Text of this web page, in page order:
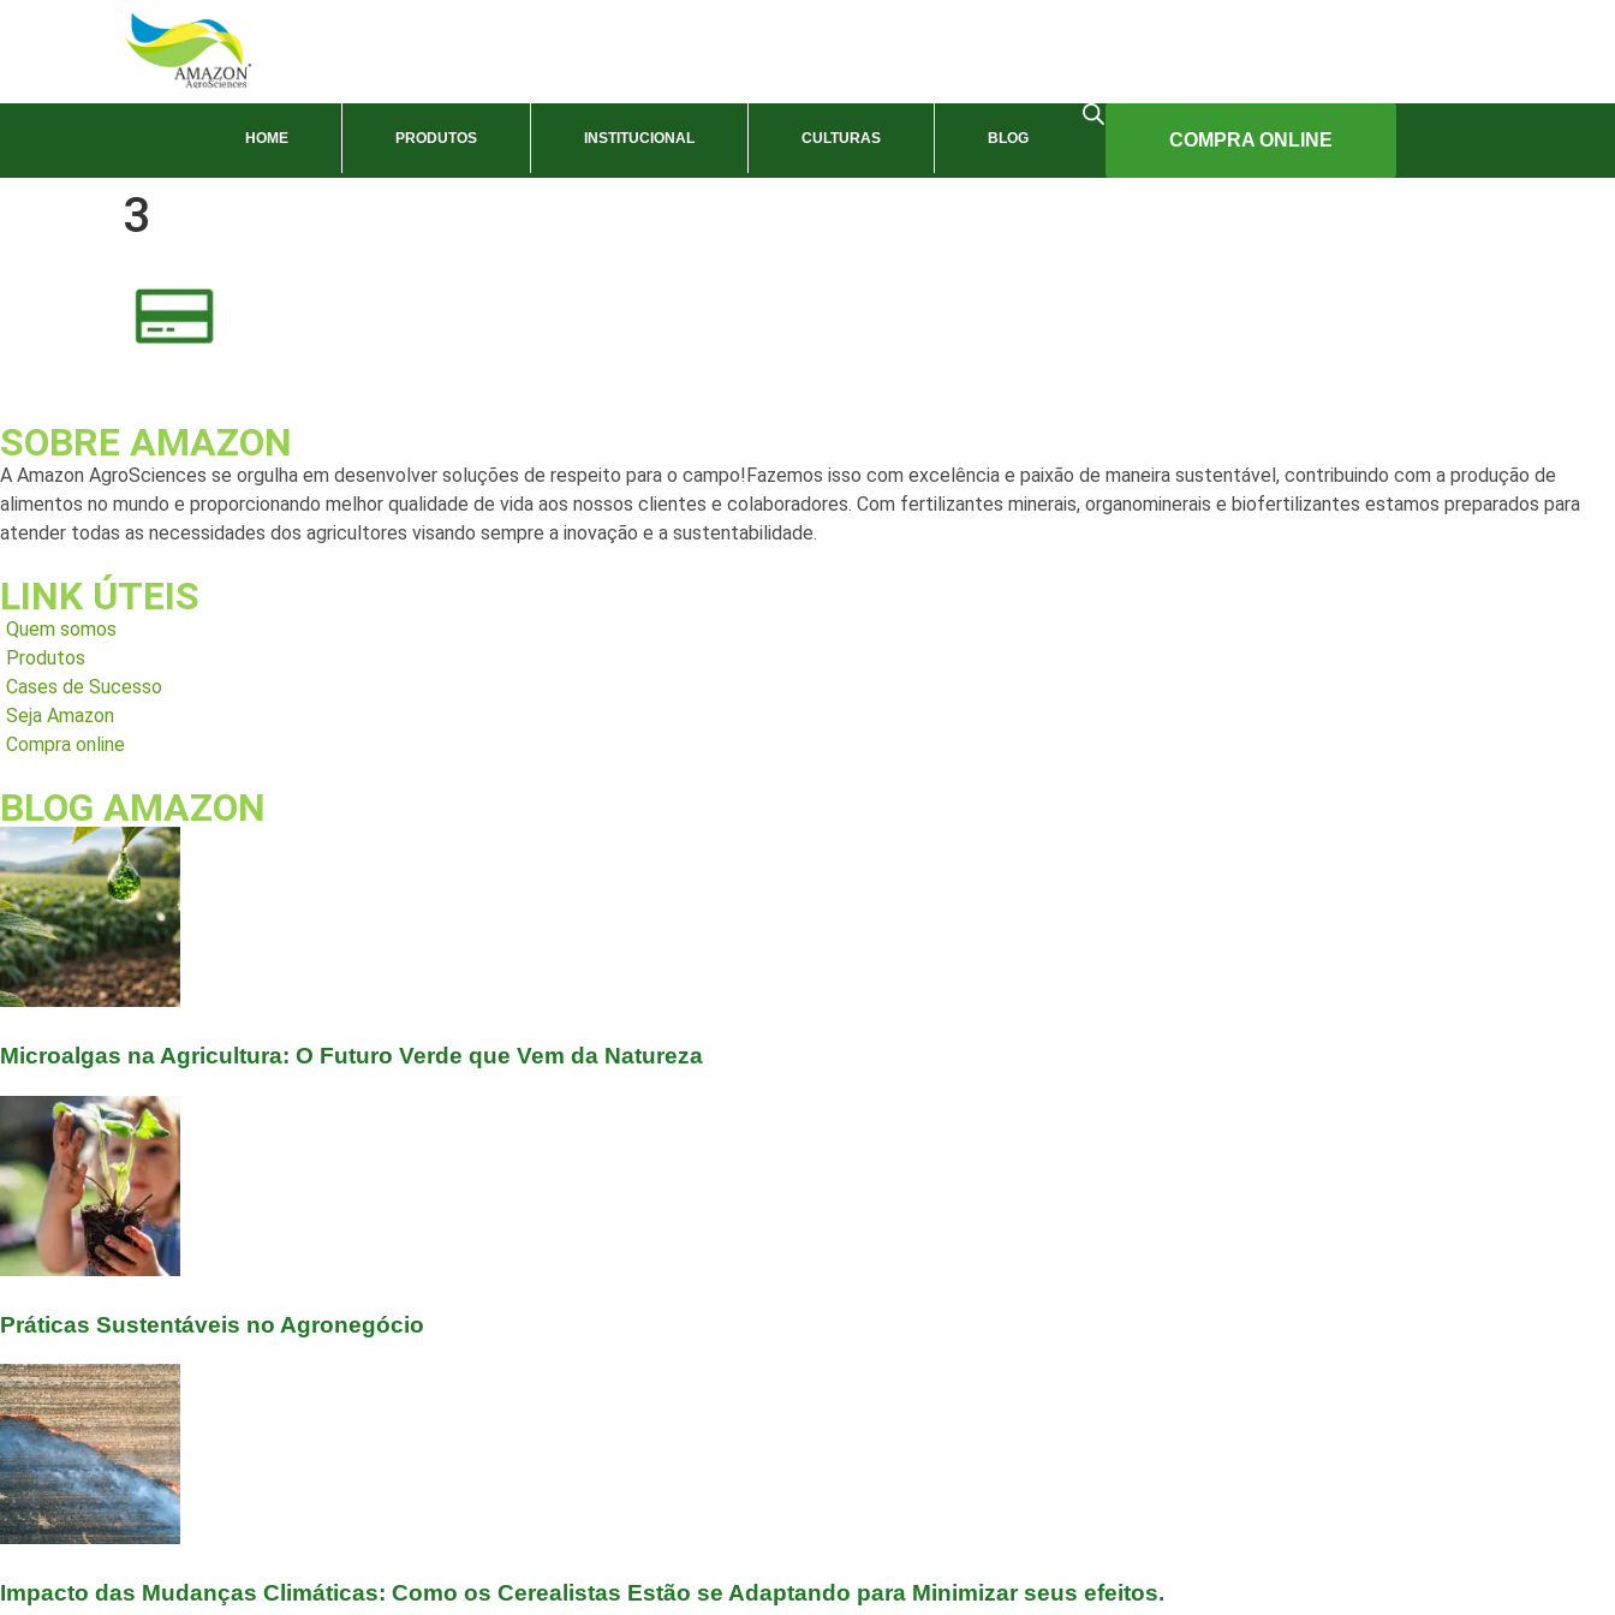
HOME PRODUTOS INSTITUCIONAL CULTURAS BLOG COMPRA ONLINE
3
SOBRE AMAZON
A Amazon AgroSciences se orgulha em desenvolver soluções de respeito para o campo!Fazemos isso com excelência e paixão de maneira sustentável, contribuindo com a produção de
alimentos no mundo e proporcionando melhor qualidade de vida aos nossos clientes e colaboradores. Com fertilizantes minerais, organominerais e biofertilizantes estamos preparados para
atender todas as necessidades dos agricultores visando sempre a inovação e a sustentabilidade.
LINK ÚTEIS
Quem somos
Produtos
Cases de Sucesso
Seja Amazon
Compra online
BLOG AMAZON
Microalgas na Agricultura: O Futuro Verde que Vem da Natureza
Práticas Sustentáveis no Agronegócio
Impacto das Mudanças Climáticas: Como os Cerealistas Estão se Adaptando para Minimizar seus efeitos.